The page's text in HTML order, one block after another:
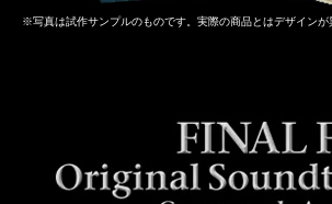
※写真は試作サンプルのものです。実際の商品とはデザインが